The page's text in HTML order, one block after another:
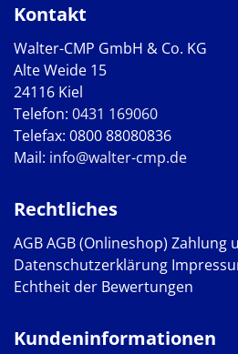
Kontakt
Walter-CMP GmbH & Co. KG
Alte Weide 15
24116 Kiel
Telefon: 0431 169060
Telefax: 0800 88080836
Mail: info@walter-cmp.de
Rechtliches
AGBAGB (Onlineshop) Zahlung
Datenschutzerklärung
Echtheit der Bewertungen
Kundeninformationen